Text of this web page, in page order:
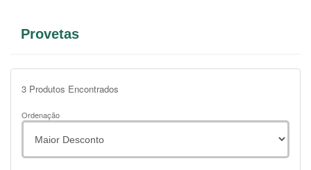
Provetas
3 Produtos Encontrados
Ordenação